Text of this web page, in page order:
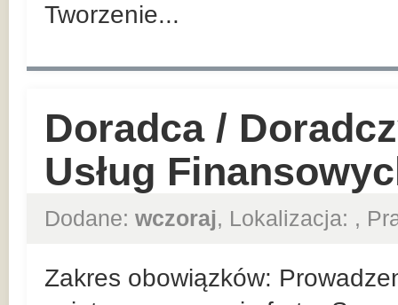
Tworzenie...
Doradca /
Usług
Dodane: wczoraj, Lokalizacja: ,
Zakres obowiązków: